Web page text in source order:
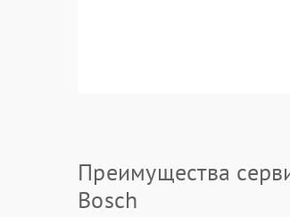
Преимущества
Bosch